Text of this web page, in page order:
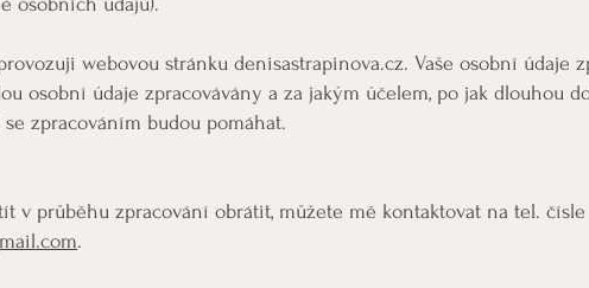
webovou stránku denisastrapinova.cz. Vaše osobní údaje
osobní údaje zpracovávány a za jakým účelem, po jak dlouhou
zpracováním budou pomáhat.
v průběhu zpracování obrátit, můžete mě kontaktovat na tel. čísle
.